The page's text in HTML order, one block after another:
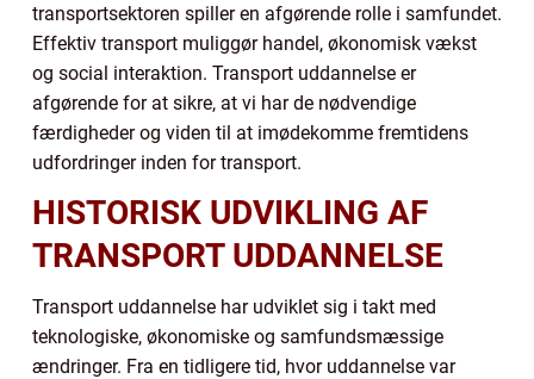
transportsektoren spiller en afgørende rolle i samfundet.
Effektiv transport muliggør handel, økonomisk vækst
og social interaktion. Transport uddannelse er
afgørende for at sikre, at vi har de nødvendige
færdigheder og viden til at imødekomme fremtidens
udfordringer inden for transport.
HISTORISK UDVIKLING AF
TRANSPORT UDDANNELSE
Transport uddannelse har udviklet sig i takt med
teknologiske, økonomiske og samfundsmæssige
ændringer. Fra en tidligere tid, hvor uddannelse var